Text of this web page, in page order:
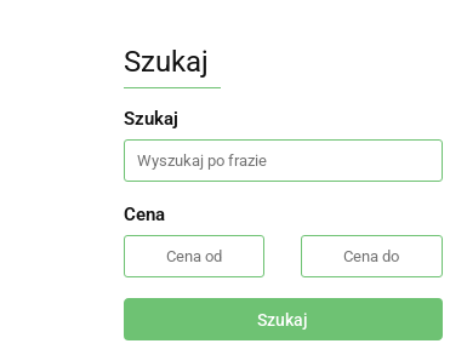
Szukaj
Szukaj
Cena
Szukaj